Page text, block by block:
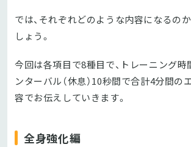
では、それぞれどのような内容になるの
しょう。
今回は各項目で8種目で、トレーニング時
ンターバル（休息）10秒間で合計4分間の
容でお伝えしていきます。
全身強化編